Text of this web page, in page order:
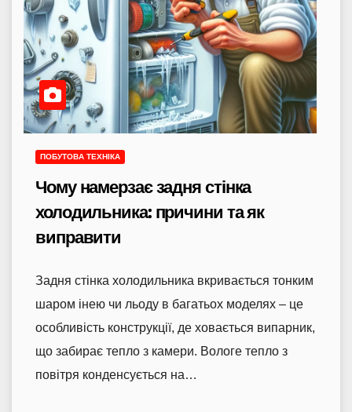
ПОБУТОВА ТЕХНІКА
Чому намерзає задня стінка
холодильника: причини та як
виправити
Задня стінка холодильника вкривається тонким
шаром інею чи льоду в багатьох моделях – це
особливість конструкції, де ховається випарник,
що забирає тепло з камери. Вологе тепло з
повітря конденсується на…